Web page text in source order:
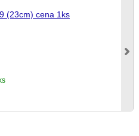
(23cm) cena 1ks